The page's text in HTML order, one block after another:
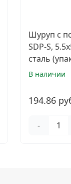
Шуруп с
SDP-S,
сталь
В наличии
194.86
-